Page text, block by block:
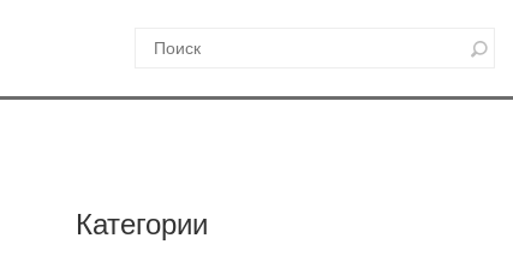
Категории